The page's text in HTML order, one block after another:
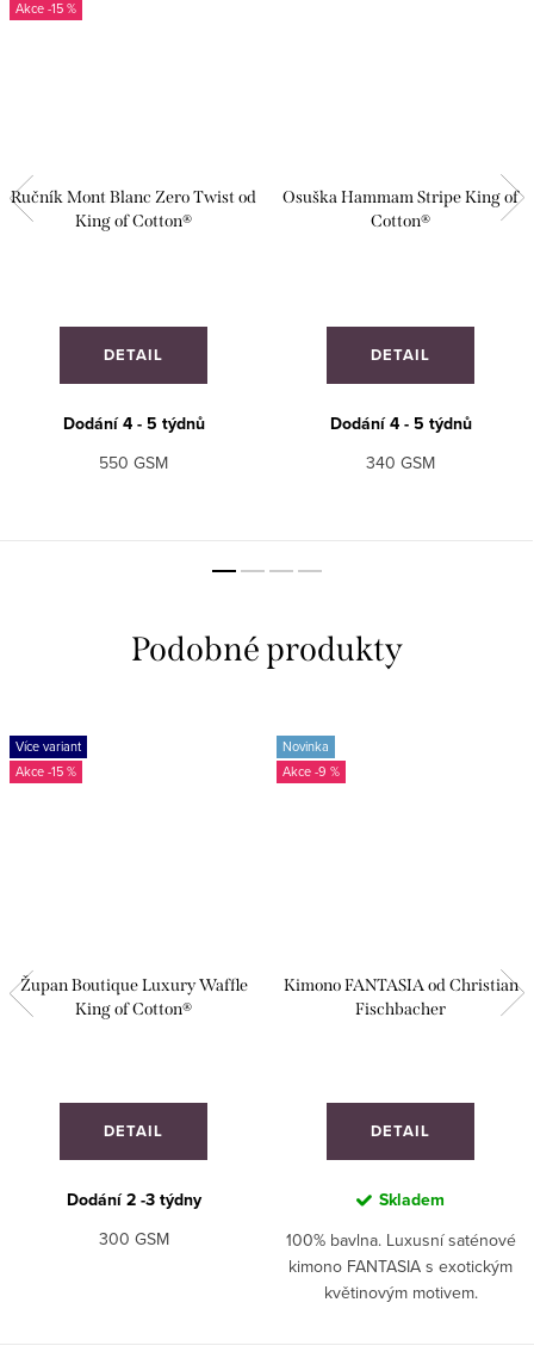
-15 %
Ručník Mont Blanc Zero Twist od
King of Cotton®
DETAIL
Dodání 4 - 5 týdnů
550 GSM
Osuška Hammam Stripe King of
Cotton®
DETAIL
Dodání 4 - 5 týdnů
340 GSM
Více variant
-15 %
Župan Boutique Luxury Waffle
King of Cotton®
DETAIL
Dodání 2 -3 týdny
300 GSM
Novinka
-9 %
Kimono FANTASIA od Christian
Fischbacher
DETAIL
Skladem
100% bavlna. Luxusní saténové
kimono FANTASIA s exotickým
květinovým motivem.